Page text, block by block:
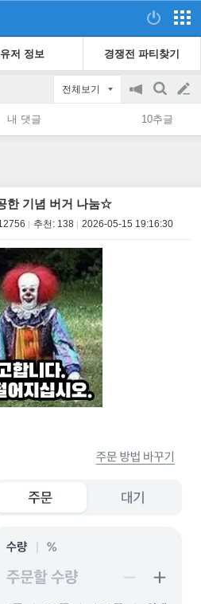
유저 정보 경쟁전 파티찾기
전체보기
공
지
on/off
검
색
글
쓰
내 댓글 10추글
한 기념 버거 나눔☆
추천: 138 2026-05-15 19:16:30